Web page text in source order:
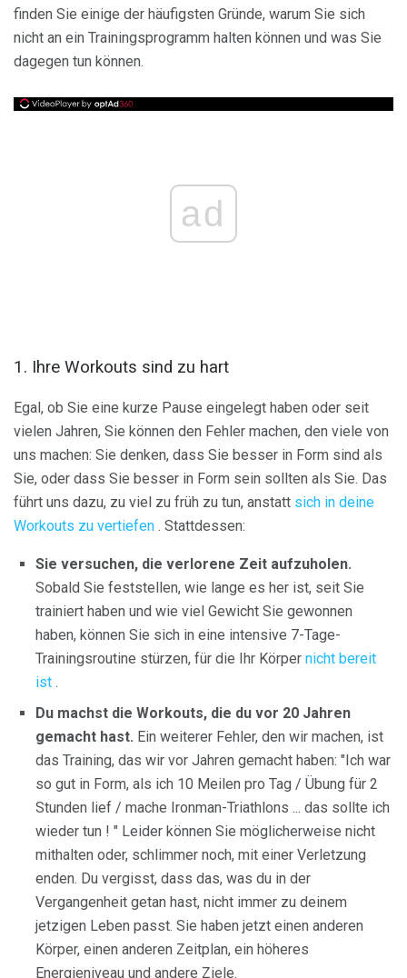
finden Sie einige der häufigsten Gründe, warum Sie sich
nicht an ein Trainingsprogramm halten können und was Sie
dagegen tun können.
ad
1. Ihre Workouts sind zu hart
Egal, ob Sie eine kurze Pause eingelegt haben oder seit
vielen Jahren, Sie können den Fehler machen, den viele von
uns machen: Sie denken, dass Sie besser in Form sind als
Sie, oder dass Sie besser in Form sein sollten als Sie. Das
führt uns dazu, zu viel zu früh zu tun, anstatt sich in deine
Workouts zu vertiefen . Stattdessen:
Sie versuchen, die verlorene Zeit aufzuholen.
Sobald Sie feststellen, wie lange es her ist, seit Sie
trainiert haben und wie viel Gewicht Sie gewonnen
haben, können Sie sich in eine intensive 7-Tage-
Trainingsroutine stürzen, für die Ihr Körper nicht bereit
ist .
Du machst die Workouts, die du vor 20 Jahren
gemacht hast. Ein weiterer Fehler, den wir machen, ist
das Training, das wir vor Jahren gemacht haben: "Ich war
so gut in Form, als ich 10 Meilen pro Tag / Übung für 2
Stunden lief / mache Ironman-Triathlons ... das sollte ich
wieder tun ! " Leider können Sie möglicherweise nicht
mithalten oder, schlimmer noch, mit einer Verletzung
enden. Du vergisst, dass das, was du in der
Vergangenheit getan hast, nicht immer zu deinem
jetzigen Leben passt. Sie haben jetzt einen anderen
Körper, einen anderen Zeitplan, ein höheres
Energieniveau und andere Ziele.